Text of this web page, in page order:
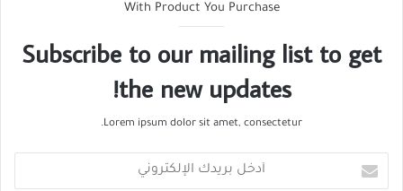
With Product You Purchase
Subscribe to our mailing list to get
the new updates!
Lorem ipsum dolor sit amet, consectetur.
بريدك